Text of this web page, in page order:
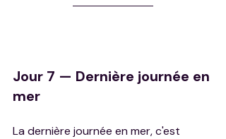
Jour 7 — Dernière journée en
mer
La dernière journée en mer, c'est